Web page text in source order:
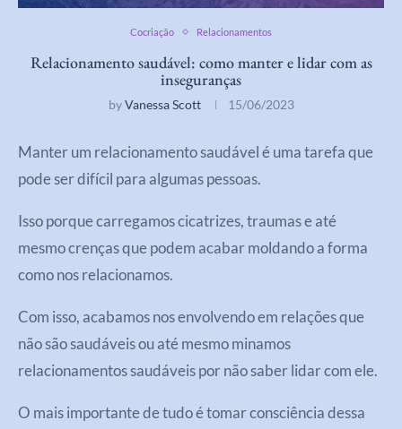
Cocriação Relacionamentos
Relacionamento saudável: como manter e lidar com as
inseguranças
byVanessa Scott 15/06/2023
Manter um relacionamento saudável é uma tarefa que
pode ser difícil para algumas pessoas.
Isso porque carregamos cicatrizes, traumas e até
mesmo crenças que podem acabar moldando a forma
como nos relacionamos.
Com isso, acabamos nos envolvendo em relações que
não são saudáveis ou até mesmo minamos
relacionamentos saudáveis por não saber lidar com ele.
O mais importante de tudo é tomar consciência dessa